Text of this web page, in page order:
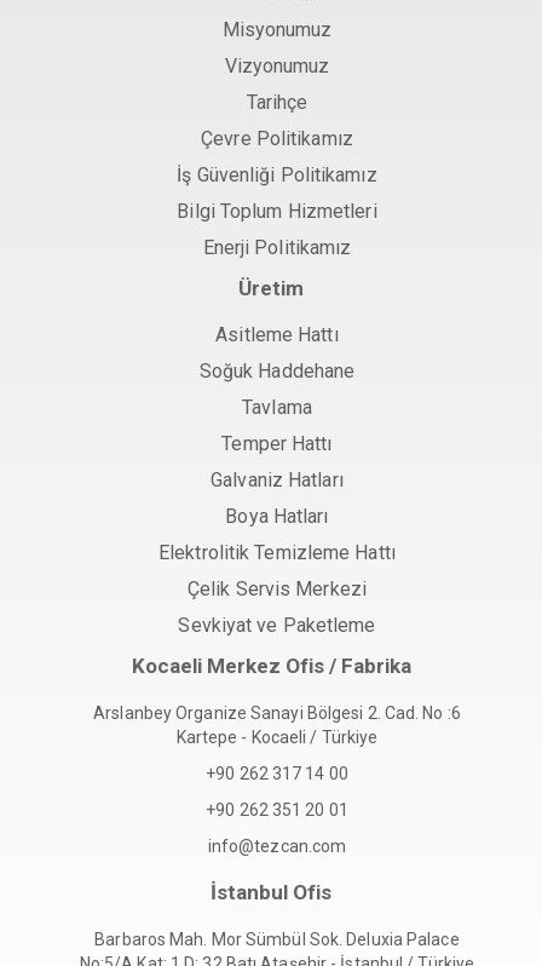
Misyonumuz
Vizyonumuz
Tarihçe
Çevre Politikamız
İş Güvenliği Politikamız
Bilgi Toplum Hizmetleri
Enerji Politikamız
Üretim
Asitleme Hattı
Soğuk Haddehane
Tavlama
Temper Hattı
Galvaniz Hatları
Boya Hatları
Elektrolitik Temizleme Hattı
Çelik Servis Merkezi
Sevkiyat ve Paketleme
Kocaeli Merkez Ofis / Fabrika
Arslanbey Organize Sanayi Bölgesi 2. Cad. No :6
Kartepe - Kocaeli / Türkiye
+90 262 317 14 00
+90 262 351 20 01
info@tezcan.com
İstanbul Ofis
Barbaros Mah. Mor Sümbül Sok. Deluxia Palace